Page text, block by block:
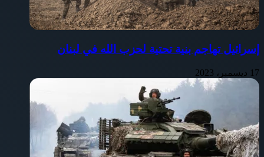
إسرائيل تهاجم بنية تحتية لحزب الله في لبنان
17 ديسمبر، 2023